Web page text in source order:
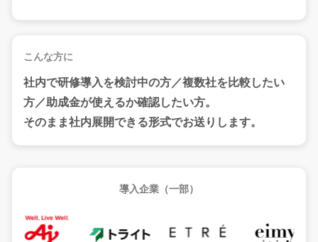
こんな方に
社内で研修導入を検討中の方／複数社を比較したい
方／助成金が使えるか確認したい方。
そのまま社内展開できる形式でお送りします。
導入企業（一部）